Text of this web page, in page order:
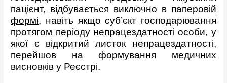
пацієнт, відбувається виключно в паперовій
формі, навіть якщо суб’єкт господарювання
протягом періоду непрацездатності особи, у
якої є відкритий листок непрацездатності,
перейшов на формування медичних
висновків у Реєстрі.